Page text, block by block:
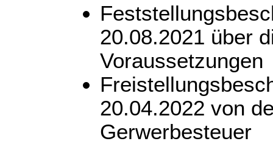
20.08.2021 über
Voraussetzungen
20.04.2022 von
Gerwerbesteuer